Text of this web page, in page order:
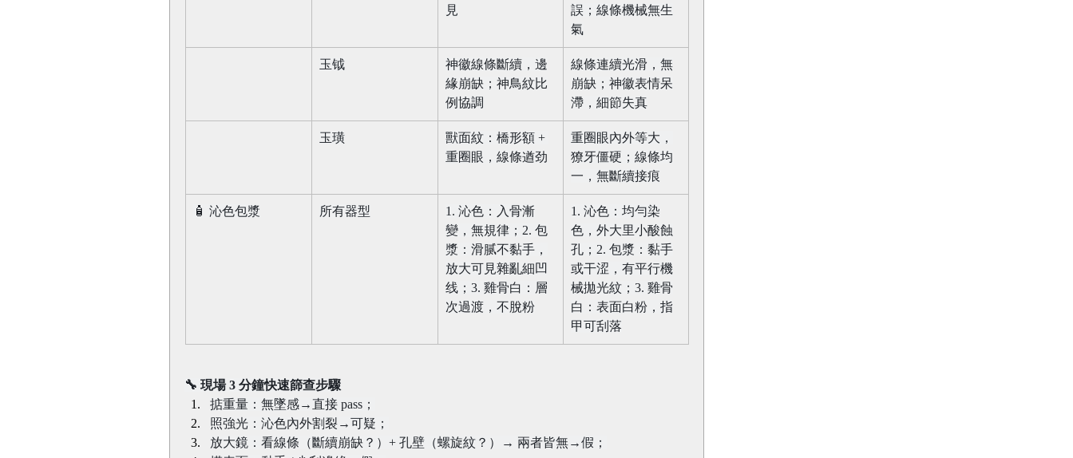
見​
誤；線條機械無生
氣​
玉钺​
神徽線條斷續，邊
緣崩缺；神鳥紋比
例協調​
線條連續光滑，無
崩缺；神徽表情呆
滯，細節失真​
玉璜​
獸面紋：橋形額 +
重圈眼，線條遒劲​
重圈眼內外等大，
獠牙僵硬；線條均
一，無斷續接痕​
🧴 沁色包漿​ 所有器型​
1. 沁色：入骨漸
變，無規律；2. 包
漿：滑腻不黏手，
放大可見雜亂細凹
线；3. 雞骨白：層
次過渡，不脫粉​
1. 沁色：均勻染
色，外大里小酸蝕
孔；2. 包漿：黏手
或干涩，有平行機
械拋光紋；3. 雞骨
白：表面白粉，指
甲可刮落​
🔧 現場 3 分鐘快速篩查步驟​
掂重量：無墜感→直接 pass；​
照強光：沁色內外割裂→可疑；
放大鏡：看線條（斷續崩缺？）+ 孔壁（螺旋紋？）→ 兩者皆無→假；